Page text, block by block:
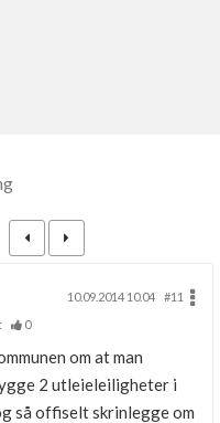
10.09.2014 10.04
#11
0
om at man
2 utleieleiligheter i
så offiselt skrinlegge om